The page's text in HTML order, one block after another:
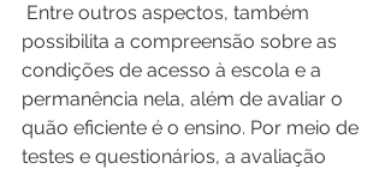
Entre outros aspectos, também
possibilita a compreensão sobre as
condições de acesso à escola e a
permanência nela, além de avaliar o
quão eficiente é o ensino. Por meio de
testes e questionários, a avaliação